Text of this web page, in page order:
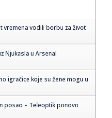
vremena vodili borbu za život
Njukasla u Arsenal
igračice koje su žene mogu u
posao – Teleoptik ponovo